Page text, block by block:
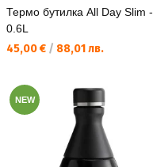
Термо бутилка All Day Slim -
0.6L
Текуща цена:
45,00 € / 88,01 лв.
NEW